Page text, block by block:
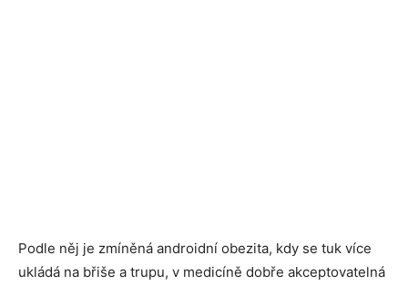
Podle něj je zmíněná androidní obezita, kdy se tuk více
ukládá na břiše a trupu, v medicíně dobře akceptovatelná